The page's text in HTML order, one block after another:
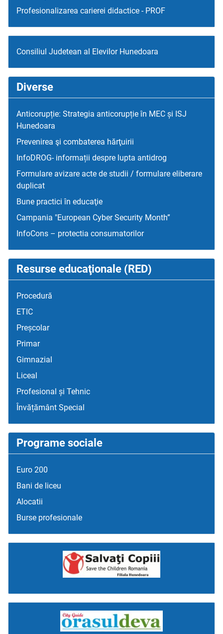
Profesionalizarea carierei didactice - PROF
Consiliul Judetean al Elevilor Hunedoara
Diverse
Anticorupție: Strategia anticorupție în MEC și ISJ
Hunedoara
Prevenirea şi combaterea hărţuirii
InfoDROG- informații despre lupta antidrog
Formulare avizare acte de studii / formulare eliberare
duplicat
Bune practici în educaţie
Campania "European Cyber Security Month”
InfoCons – protectia consumatorilor
Resurse educaţionale (RED)
Procedură
ETIC
Preșcolar
Primar
Gimnazial
Liceal
Profesional și Tehnic
Învățământ Special
Programe sociale
Euro 200
Bani de liceu
Alocatii
Burse profesionale